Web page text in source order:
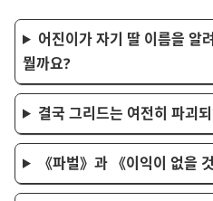
어진이가 자기 딸 이름을 알
뭘까요?
결국 그리드는 여전히 파괴
파벌 과 이익이 없을 것